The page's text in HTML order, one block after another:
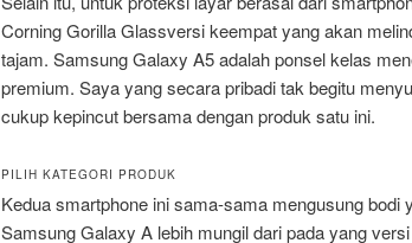
Corning Gorilla Glassversi keempat yang akan
tajam. Samsung Galaxy A5 adalah ponsel kelas
premium. Saya yang secara pribadi tak begitu
cukup kepincut bersama dengan produk satu ini.
PILIH KATEGORI PRODUK
Kedua smartphone ini sama-sama mengusung bodi
Samsung Galaxy A lebih mungil dari pada yang